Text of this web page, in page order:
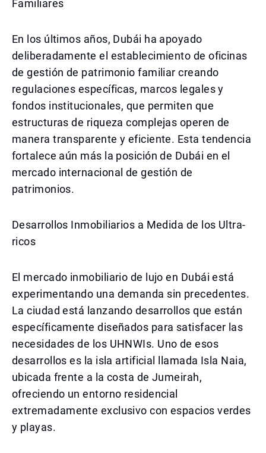
Familiares
En los últimos años, Dubái ha apoyado
deliberadamente el establecimiento de oficinas
de gestión de patrimonio familiar creando
regulaciones específicas, marcos legales y
fondos institucionales, que permiten que
estructuras de riqueza complejas operen de
manera transparente y eficiente. Esta tendencia
fortalece aún más la posición de Dubái en el
mercado internacional de gestión de
patrimonios.
Desarrollos Inmobiliarios a Medida de los Ultra-
ricos
El mercado inmobiliario de lujo en Dubái está
experimentando una demanda sin precedentes.
La ciudad está lanzando desarrollos que están
específicamente diseñados para satisfacer las
necesidades de los UHNWIs. Uno de esos
desarrollos es la isla artificial llamada Isla Naia,
ubicada frente a la costa de Jumeirah,
ofreciendo un entorno residencial
extremadamente exclusivo con espacios verdes
y playas.